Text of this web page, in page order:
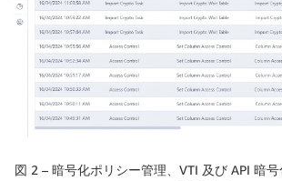
図 2 – 暗号化ポリシー管理、VTI 及び API 暗